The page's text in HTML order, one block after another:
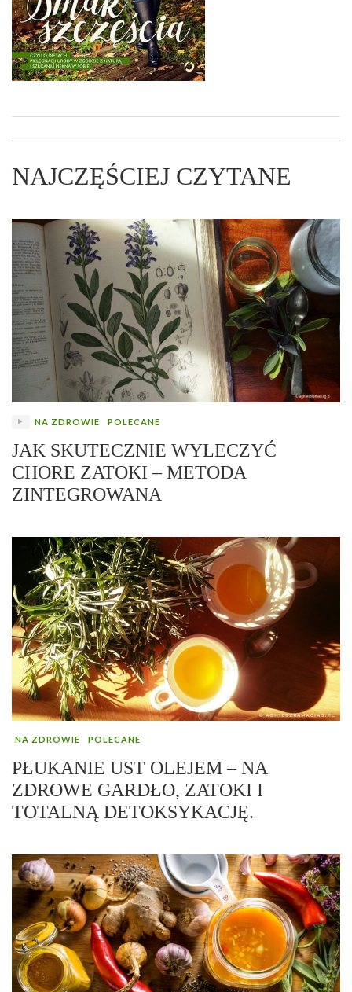
NAJCZĘŚCIEJ CZYTANE
NA ZDROWIE POLECANE
JAK SKUTECZNIE WYLECZYĆ
CHORE ZATOKI – METODA
ZINTEGROWANA
NA ZDROWIE POLECANE
PŁUKANIE UST OLEJEM – NA
ZDROWE GARDŁO, ZATOKI I
TOTALNĄ DETOKSYKACJĘ.